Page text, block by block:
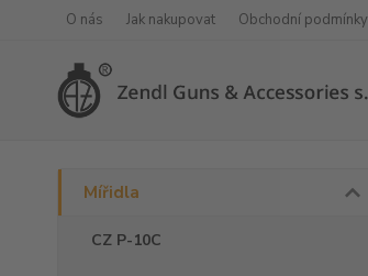
O nás Jak nakupovat Obchodní podmínky
Mířidla
CZ P-10C